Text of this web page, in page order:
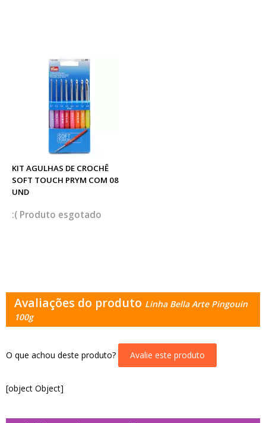
KIT AGULHAS DE CROCHÊ
SOFT TOUCH PRYM COM 08
UND
esgotado
Avaliações do produto Linha Bella Arte Pingouin
100g
O que achou deste produto? Avalie este produto
[object Object]